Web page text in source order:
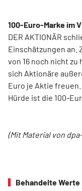
100-Euro-Marke im
DER AKTIONÄR
Einschätzungen an.
von 16 noch nicht zu
sich Aktionäre
Euro je Aktie
Hürde ist die 100-
(Mit Material von
Behandelte Werte